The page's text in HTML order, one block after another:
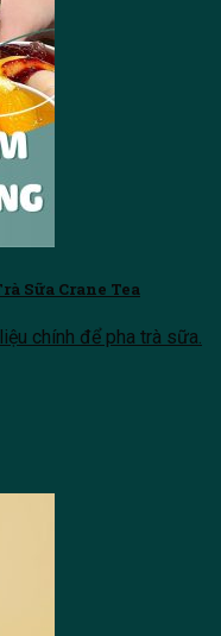
Sữa Crane Tea
chính để pha trà sữa.